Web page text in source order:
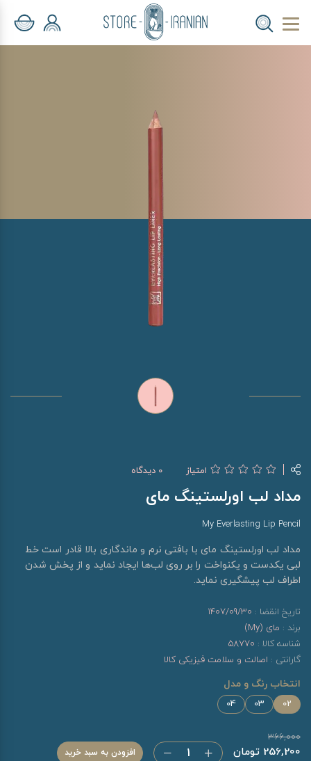
امتیاز 0 دیدگاه
مداد لب اورلستینگ مای
My Everlasting Lip Pencil
مداد لب اورلستینگ مای با بافتی نرم و ماندگاری بالا قادر است خط
لبی یکدست و یکنواخت را بر روی لب‌ها ایجاد نماید و از پخش شدن
اطراف لب پیشگیری نماید.
تاریخ انقضا : 1407/09/30
برند : مای (My)
شناسه کالا : 58770
گارانتی : اصالت و سلامت فیزیکی کالا
انتخاب رنگ و مدل
02
03
04
256,200 تومان
366,000
افزودن به سبد خرید